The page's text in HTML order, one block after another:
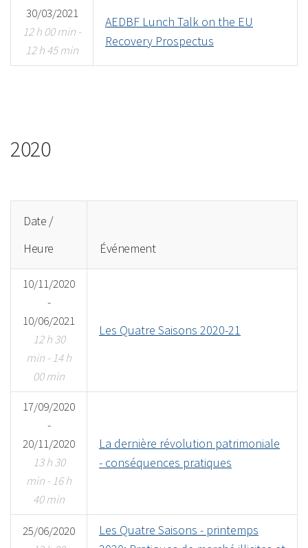
30/03/2021
12 h 00 min -
12 h 45 min
AEDBF Lunch Talk on the EU
Recovery Prospectus
2020
Date /
Heure
Événement
10/11/2020
-
10/06/2021
12 h 30
min - 14 h
00 min
Les Quatre Saisons 2020-21
17/09/2020
-
20/11/2020
13 h 30
min - 16 h
40 min
La dernière révolution patrimoniale
- conséquences pratiques
25/06/2020
Les Quatre Saisons - printemps